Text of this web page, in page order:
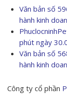
Văn bản số
hành kinh
phút ngày
Văn bản số
hành kinh
Công ty cổ phần